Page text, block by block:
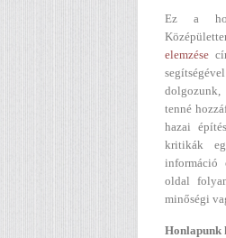
Ez a
elemzése
dolgozunk,
tenné
hazai
kritikák
információ
oldal
minőségi
Honlapunk